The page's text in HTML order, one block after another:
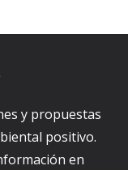
y propuestas
positivo.
en